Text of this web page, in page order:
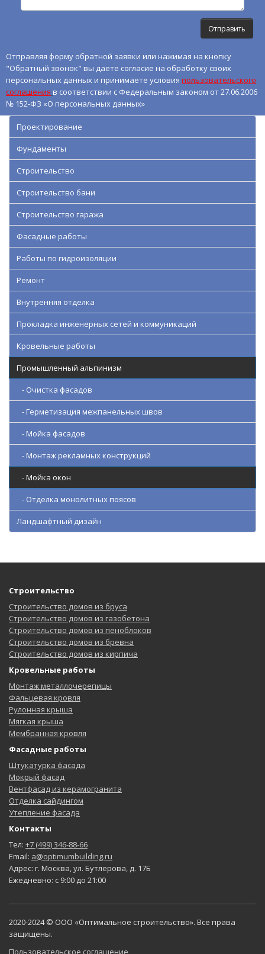
Отправляя форму обратной заявки или нажимая на кнопку
"Обратный звонок" вы даете согласие на обработку своих
персональных данных и принимаете условия пользовательского
соглашения в соответствии с Федеральным законом от 27.06.2006
№ 152-ФЗ «О персональных данных»
Проектирование
Фундаменты
Строительство
Строительство бани
Строительство гаража
Фасадные работы
Работы по гидроизоляции
Ремонт
Внутренняя отделка
Прокладка инженерных сетей и коммуникаций
Кровельные работы
Промышленный альпинизм
- Очистка фасадов
- Герметизация межпанельных швов
- Мойка фасадов
- Монтаж рекламных конструкций
- Мойка окон
- Отделка монолитных поясов
Ландшафтный дизайн
Строительство
Строительство домов из бруса
Строительство домов из газобетона
Строительство домов из пеноблоков
Строительство домов из бревна
Строительство домов из кирпича
Кровельные работы
Монтаж металлочерепицы
Фальцевая кровля
Рулонная крыша
Мягкая крыша
Мембранная кровля
Фасадные работы
Штукатурка фасада
Мокрый фасад
Вентфасад из керамогранита
Отделка сайдингом
Утепление фасада
Контакты
Тел: +7 (499) 346-88-66
Email: a@optimumbuilding.ru
Адрес: г. Москва, ул. Бутлерова, д. 17Б
Ежедневно: с 9:00 до 21:00
2020-2024 © ООО «Оптимальное строительство». Все права
защищены.
Пользовательское соглашение